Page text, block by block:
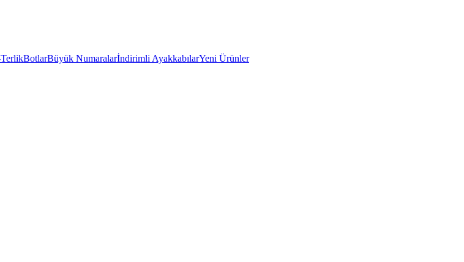
TerlikBotlarBüyük Numaralarİndirimli AyakkabılarYeni Ürünler